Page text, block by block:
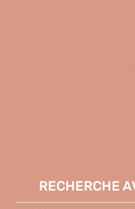
RECHERCHE